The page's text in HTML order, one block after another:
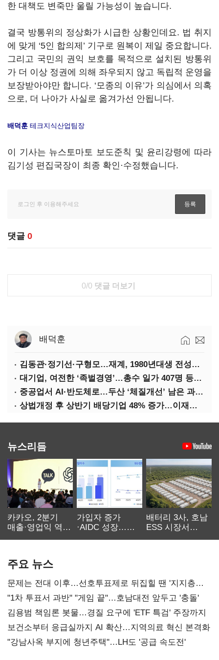
한 대책도 변죽만 울릴 가능성이 높습니다.
결국 방통위의 정상화가 시급한 상황인데요. 법 취지
에 맞게 ‘5인 합의제 ’ 기구로 원복이 제일 중요합니다.
그리고 국민의 권익 보호를 목적으로 설치된 방통위
가 더 이상 정권에 의해 좌우되지 않고 독립적 운영을
보장받아야만 합니다. ‘모종의 이유’가 의심에서 의혹
으로, 더 나아가 사실로 옮겨가선 안됩니다.
배덕훈 테크지식산업팀장
이 기사는 뉴스토마토 보도준칙 및 윤리강령에 따라
김기성 편집국장이 최종 확인·수정했습니다.
댓글 0
0/0 댓글 더보기
배덕훈
김동관·정기선·구형모…재계, 1980년대생 전성시대
대기업, 여전한 ‘족벌경영’…총수 일가 407명 등기임원
중공업서 AI·반도체로…두산 ‘체질개선’ 남은 과제는
상법개정 후 상반기 배당기업 48% 증가…이재용 배당액 728억 1위
뉴스리듬
카카오, 2분기
매출·영업익 역대
가입자 증가
·AIDC 성장…
배터리 3사, 호남
ESS 시장서
주요 뉴스
문제는 전대 이후…선호투표제로 뒤집힐 땐 '지지층
불복'
"1차 투표서 과반" "게임 끝"…호남대전 앞두고 '충돌'
김용범 책임론 봇물…경질 요구에 'ETF 특검' 주장까지
보건소부터 응급실까지 AI 확산…지역의료 혁신 본격화
"강남사옥 부지에 청년주택"…LH도 '공급 속도전'